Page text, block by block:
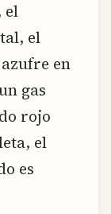
el
el
en
gas
rojo
el
es